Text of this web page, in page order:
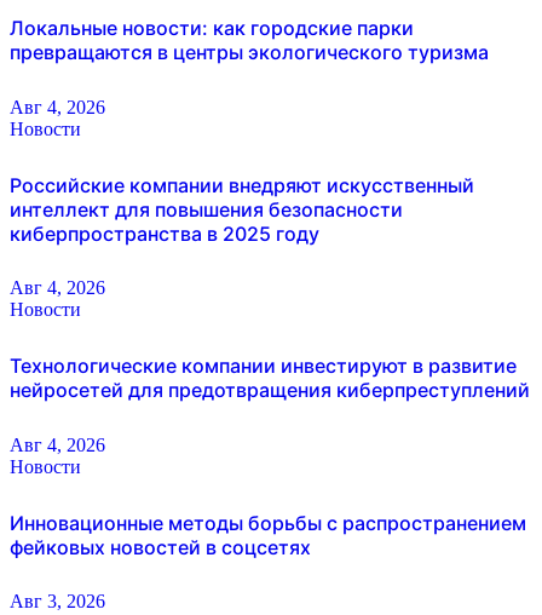
Локальные новости: как городские парки
превращаются в центры экологического туризма
Авг 4, 2026
Новости
Российские компании внедряют искусственный
интеллект для повышения безопасности
киберпространства в 2025 году
Авг 4, 2026
Новости
Технологические компании инвестируют в развитие
нейросетей для предотвращения киберпреступлений
Авг 4, 2026
Новости
Инновационные методы борьбы с распространением
фейковых новостей в соцсетях
Авг 3, 2026